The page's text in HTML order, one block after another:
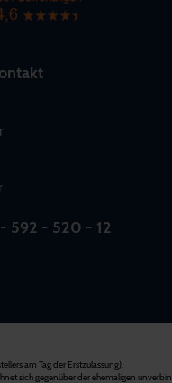
592 - 520 - 12
am Tag der Erstzulassung).
sich gegenüber der ehemaligen